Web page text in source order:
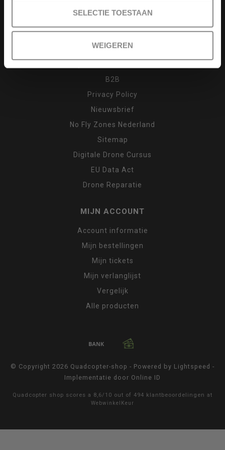
SELECTIE TOESTAAN
WEIGEREN
Inruilen
Retour
B2B
Privacy Policy
Nieuwsbrief
No Fly Zones Nederland
Sitemap
Digitale Drone Cursus
EU Data Act
Drone Reparatie
MIJN ACCOUNT
Account informatie
Mijn bestellingen
Mijn tickets
Mijn verlanglijst
Vergelijk
Alle producten
© Copyright 2026 Quadcopter-shop - Powered by Lightspeed -
Implementatie door Online ID
Quadcopter shop scores a 8,6/ 10 out of 494 klantbeoordelingen at
WebwinkelKeur